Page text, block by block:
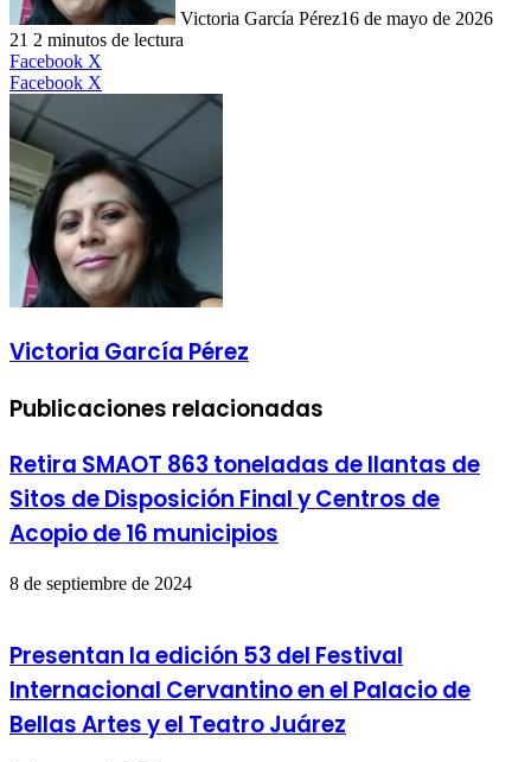
Victoria García Pérez16 de mayo de 2026
21 2 minutos de lectura
Facebook X
Facebook X
electrónico
Victoria García Pérez
Publicaciones relacionadas
Retira SMAOT 863 toneladas de llantas de
Sitos de Disposición Final y Centros de
Acopio de 16 municipios
8 de septiembre de 2024
Presentan la edición 53 del Festival
Internacional Cervantino en el Palacio de
Bellas Artes y el Teatro Juárez